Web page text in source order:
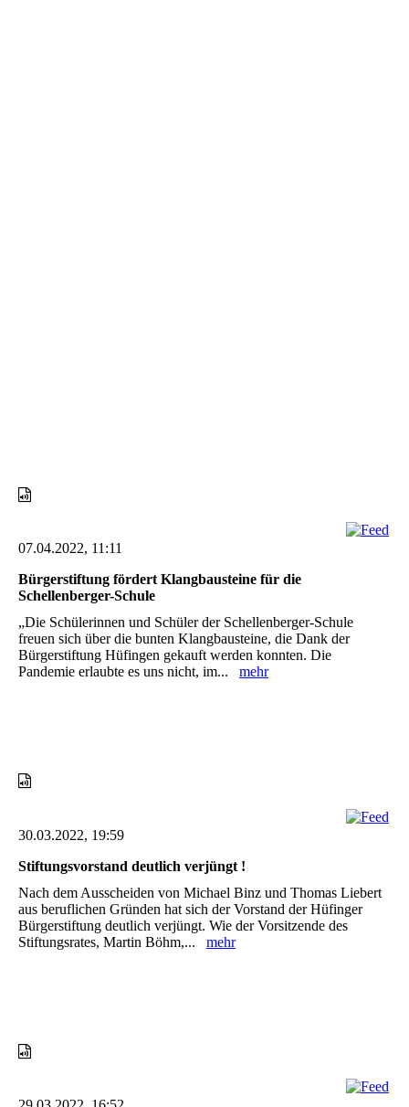
07.04.2022, 11:11
Bürgerstiftung fördert Klangbausteine für die
Schellenberger-Schule
„Die Schülerinnen und Schüler der Schellenberger-Schule
freuen sich über die bunten Klangbausteine, die Dank der
Bürgerstiftung Hüfingen gekauft werden konnten. Die
Pandemie erlaubte es uns nicht, im... mehr
30.03.2022, 19:59
Stiftungsvorstand deutlich verjüngt !
Nach dem Ausscheiden von Michael Binz und Thomas Liebert
aus beruflichen Gründen hat sich der Vorstand der Hüfinger
Bürgerstiftung deutlich verjüngt. Wie der Vorsitzende des
Stiftungsrates, Martin Böhm,... mehr